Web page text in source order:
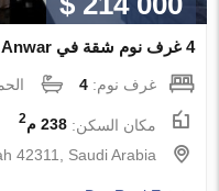
4 غرف نوم شقة في Anwar جدة, السُّعُودِيَّة رقم 59885
غرف نوم:4
مكان السكن:238 م 2
42311, Saudi Arabia